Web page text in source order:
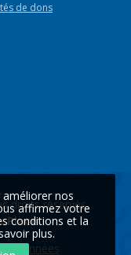
de dons
droits réservés.
Place
données
nos
affirmez votre
conditions et la
plus.